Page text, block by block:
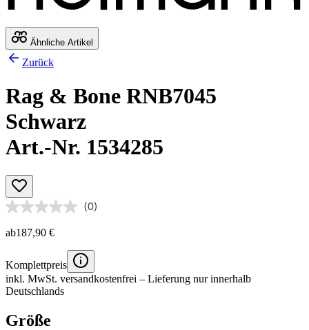
Ähnliche Artikel
Zurück
Rag & Bone RNB7045
Schwarz
Art.-Nr. 1534285
(0)
ab187,90 €
Komplettpreis
inkl. MwSt. versandkostenfrei – Lieferung nur innerhalb
Deutschlands
Größe